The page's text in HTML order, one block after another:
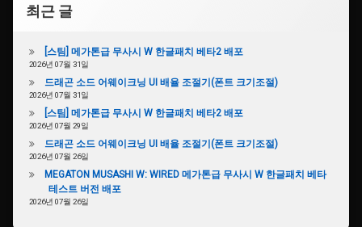
최근 글
[스팀] 메가톤급 무사시 W 한글패치 베타2 배포
2026년 07월 31일
드래곤 소드 어웨이크닝 UI 배율 조절기(폰트 크기조절)
2026년 07월 31일
[스팀] 메가톤급 무사시 W 한글패치 베타2 배포
2026년 07월 29일
드래곤 소드 어웨이크닝 UI 배율 조절기(폰트 크기조절)
2026년 07월 26일
MEGATON MUSASHI W: WIRED 메가톤급 무사시 W 한글패치 베타
테스트 버전 배포
2026년 07월 26일